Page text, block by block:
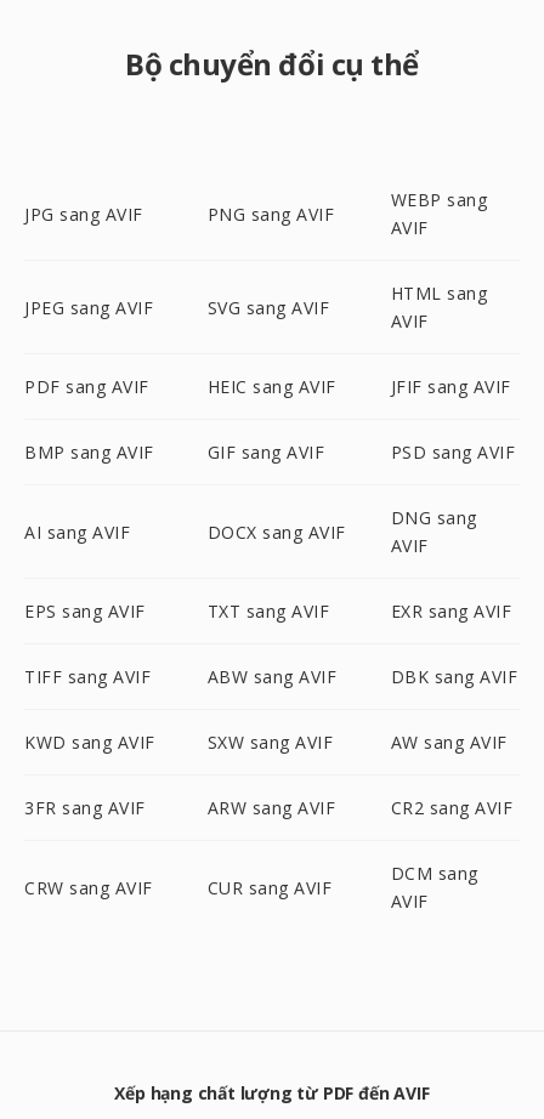
Bộ chuyển đổi cụ thể
JPG sang AVIF PNG sang AVIF
WEBP sang
AVIF
JPEG sang AVIF SVG sang AVIF
HTML sang
AVIF
PDF sang AVIF HEIC sang AVIF JFIF sang AVIF
BMP sang AVIF GIF sang AVIF PSD sang AVIF
AI sang AVIF DOCX sang AVIF
DNG sang
AVIF
EPS sang AVIF TXT sang AVIF EXR sang AVIF
TIFF sang AVIF ABW sang AVIF DBK sang AVIF
KWD sang AVIF SXW sang AVIF AW sang AVIF
3FR sang AVIF ARW sang AVIF CR2 sang AVIF
CRW sang AVIF CUR sang AVIF
DCM sang
AVIF
Xếp hạng chất lượng từ PDF đến AVIF